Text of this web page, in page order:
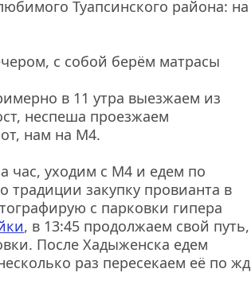
Туапсинского района: на
с собой берём матрасы
в 11 утра выезжаем из
неспеша проезжаем
нам на М4.
час, уходим с М4 и едем по
традиции закупку провианта в
с парковки гипера
, в 13:45 продолжаем свой путь,
После Хадыженска едем
раз пересекаем её по жд